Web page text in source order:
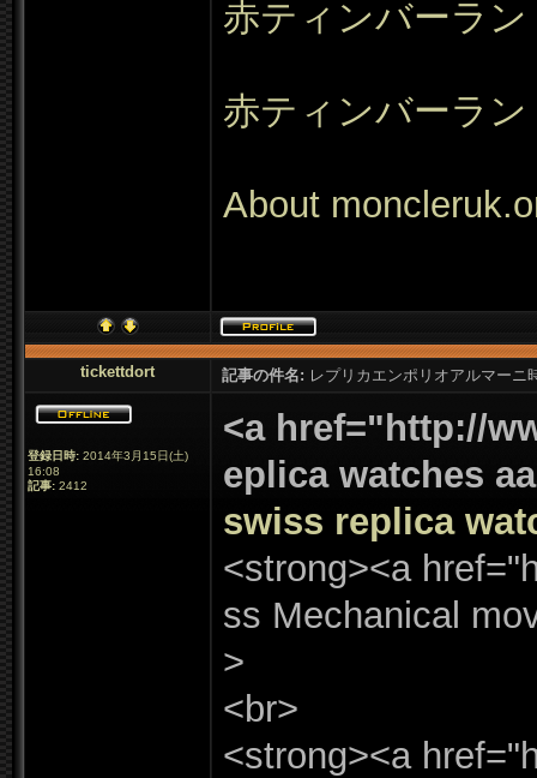
赤ティンバーラ
赤ティンバーラ
About moncleruk.
tickettdort 記事の件名: レプリカエンポリオアルマーニ
登録日時: 2014年3月15日(土)
16:08
記事: 2412
<a href=" http://
eplica watches
swiss replica
<strong><a href="
ss Mechanical
>
<br>
<strong><a href="